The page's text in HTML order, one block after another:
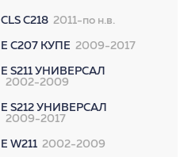
CLS C218 2011-по н.в.
E C207 КУПЕ 2009-2017
E S211 УНИВЕРСАЛ
2002-2009
E S212 УНИВЕРСАЛ
2009-2017
E W211 2002-2009